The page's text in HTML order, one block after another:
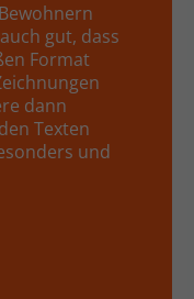
gut, dass
Format
dann
Texten
und